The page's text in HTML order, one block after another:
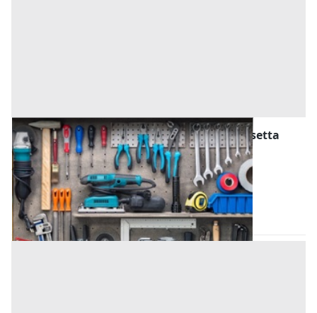
Attrezzature ed Utensili all'asta a Caltanissetta
Gela (Caltanissetta)
Offerta minima
286 €
Codice asta:AN0268978
Asta chiusa